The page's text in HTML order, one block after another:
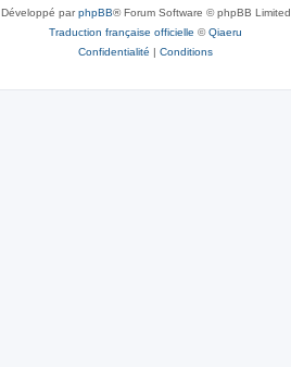
Développé parphpBB® Forum Software © phpBB Limited
Traduction française officielle ©Qiaeru
Confidentialité | Conditions